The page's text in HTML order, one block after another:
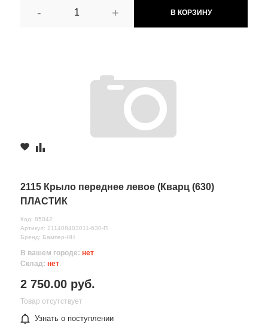
- + В КОРЗИНУ
2115 Крыло переднее левое (Кварц (630)
ПЛАСТИК
Код: 85042
Артикул: 211408403011-630-П
Бренд: Бампер-НН
В вашем городе: нет
Склад: нет
2 750.00 руб.
Товар отсутствует
Узнать о поступлении